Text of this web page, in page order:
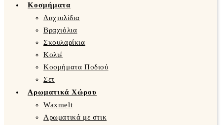
Κοσμήματα
Δαχτυλίδια
Βραχιόλια
Σκουλαρίκια
Κολιέ
Κοσμήματα Ποδιού
Σετ
Αρωματικά Χώρου
Waxmelt
Αρωματικά με στικ